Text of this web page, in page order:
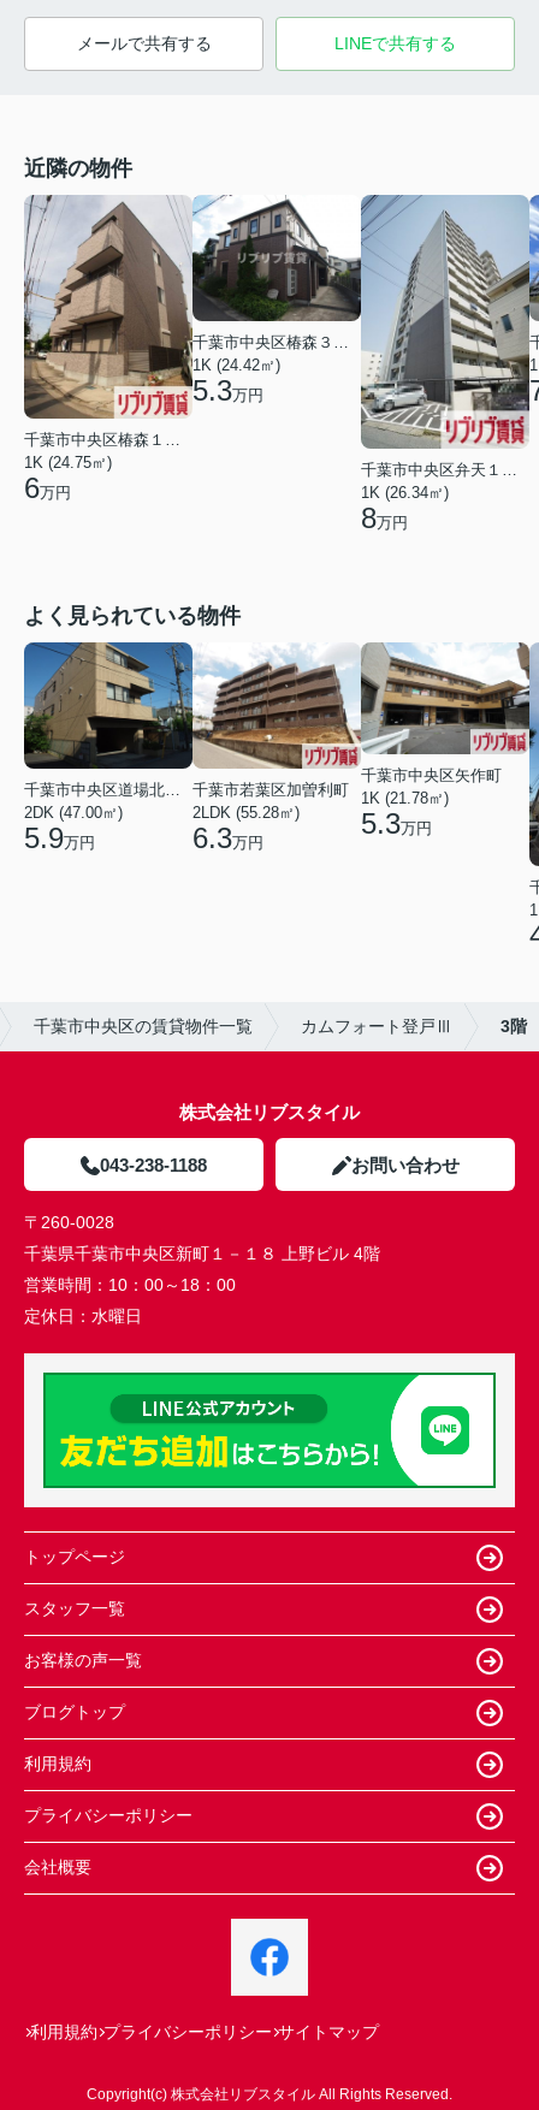
メールで共有する LINEで共有する
近隣の物件
千葉市中央区椿森１丁目
1K (24.75㎡)
6万円
1K (24.42㎡)
5.3万円
1K (26.34㎡)
8万円
よく見られている物件
2DK (47.00㎡)
5.9万円
千葉市若葉区加曽利町
2LDK (55.28㎡)
6.3万円
千葉市中央区矢作町
1K (21.78㎡)
5.3万円
千葉市中央区の賃貸物件一覧 カムフォート登戸Ⅲ 3階
株式会社リブスタイル
043-238-1188 お問い合わせ
〒260-0028
千葉県千葉市中央区新町１－１８ 上野ビル 4階
営業時間： 10：00～18：00
定休日： 水曜日
トップページ
スタッフ一覧
お客様の声一覧
ブログトップ
利用規約
プライバシーポリシー
会社概要
利用規約 プライバシーポリシー サイトマップ
Copyright(c) 株式会社リブスタイル All Rights Reserved.